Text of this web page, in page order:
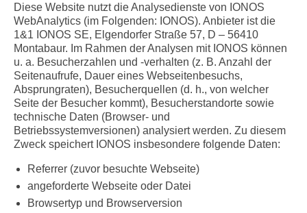
Diese Website nutzt die Analysedienste von IONOS
WebAnalytics (im Folgenden: IONOS). Anbieter ist die
1&1 IONOS SE, Elgendorfer Straße 57, D – 56410
Montabaur. Im Rahmen der Analysen mit IONOS können
u. a. Besucherzahlen und -verhalten (z. B. Anzahl der
Seitenaufrufe, Dauer eines Webseitenbesuchs,
Absprungraten), Besucherquellen (d. h., von welcher
Seite der Besucher kommt), Besucherstandorte sowie
technische Daten (Browser- und
Betriebssystemversionen) analysiert werden. Zu diesem
Zweck speichert IONOS insbesondere folgende Daten:
Referrer (zuvor besuchte Webseite)
angeforderte Webseite oder Datei
Browsertyp und Browserversion